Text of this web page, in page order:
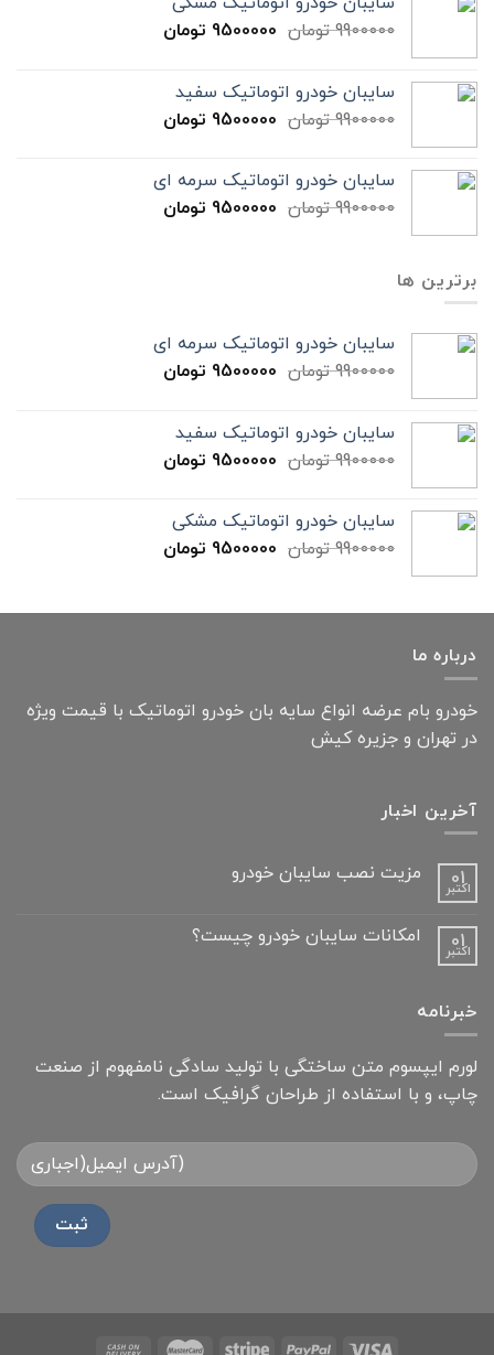
9900000 تومان 9500000 تومان
سایبان خودرو اتوماتیک سفید
9900000 تومان 9500000 تومان
سایبان خودرو اتوماتیک سرمه ای
9900000 تومان 9500000 تومان
برترین ها
سایبان خودرو اتوماتیک سرمه ای
9900000 تومان 9500000 تومان
سایبان خودرو اتوماتیک سفید
9900000 تومان 9500000 تومان
سایبان خودرو اتوماتیک مشکی
9900000 تومان 9500000 تومان
درباره ما
خودرو بام عرضه انواع سایه بان خودرو اتوماتیک با قیمت ویژه
در تهران و جزیره کیش
آخرین اخبار
01
اکتبر
مزیت نصب سایبان خودرو
01
اکتبر
امکانات سایبان خودرو چیست؟
خبرنامه
لورم ایپسوم متن ساختگی با تولید سادگی نامفهوم از صنعت
چاپ، و با استفاده از طراحان گرافیک است.